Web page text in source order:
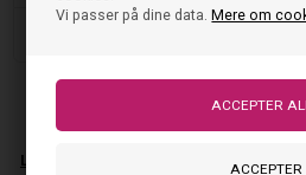
Vi passer på dine data.Mere om
Langærmet Blondebluse i Light